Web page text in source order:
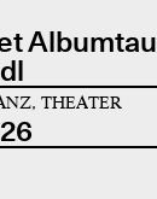
THEATER